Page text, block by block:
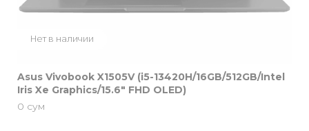
Нет в наличии
Asus Vivobook X1505V (i5-13420H/16GB/512GB/Intel
Iris Xe Graphics/15.6″ FHD OLED)
0 сум